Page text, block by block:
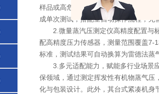
样品或高危样品的消耗成本，尤其适
成单次测试，搭配全自动操作流程，无
2. 微量蒸汽压测定仪高精度配置与
配高精度压力传感器，测量范围覆盖7-
标准，测试结果可自动换算为雷德法蒸
3.多元适配能力，赋能多行业场景应
保领域，通过测定挥发性有机物蒸气
化与包装设计。此外，其台式紧凑机身